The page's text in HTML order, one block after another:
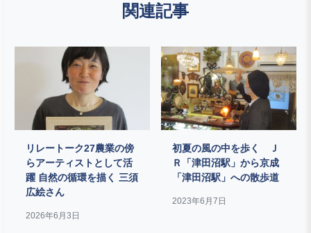
関連記事
リレートーク27農業の傍
らアーティストとして活
躍 自然の循環を描く 三須
広絵さん
2026年6月3日
初夏の風の中を歩く Ｊ
Ｒ「津田沼駅」から京成
「津田沼駅」への散歩道
2023年6月7日